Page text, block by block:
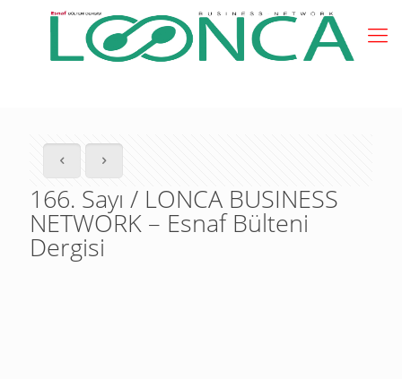
166. Sayı / LONCA BUSINESS
NETWORK – Esnaf Bülteni
Dergisi